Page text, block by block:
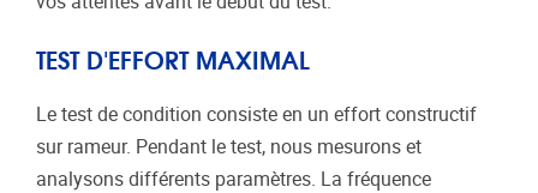
TEST D'EFFORT MAXIMAL
Le test de condition consiste en un effort constructif
sur rameur. Pendant le test, nous mesurons et
analysons différents paramètres. La fréquence